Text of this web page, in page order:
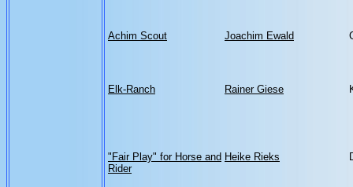
Achim Scout Joachim Ewald
Elk-Ranch Rainer Giese
"Fair Play" for Horse and
Rider
Heike Rieks